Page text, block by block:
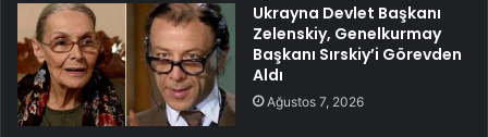
Ukrayna Devlet Başkanı
Zelenskiy, Genelkurmay
Başkanı Sırskiy’i Görevden
Aldı
Ağustos 7, 2026